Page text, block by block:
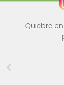
Quiebre